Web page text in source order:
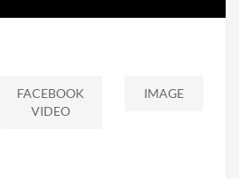
FACEBOOK
VIDEO
IMAGE